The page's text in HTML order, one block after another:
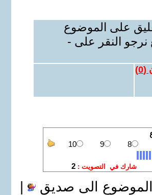
على الموضوع
نرجو النقر على -
(
0
)
الى صديق